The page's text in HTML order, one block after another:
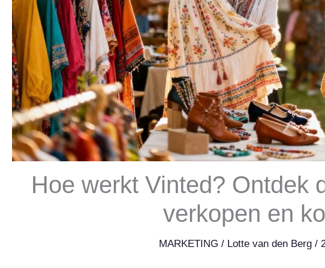
Hoe werkt Vinted? Ontdek
verkopen en
MARKETING / Lotte van den Berg/